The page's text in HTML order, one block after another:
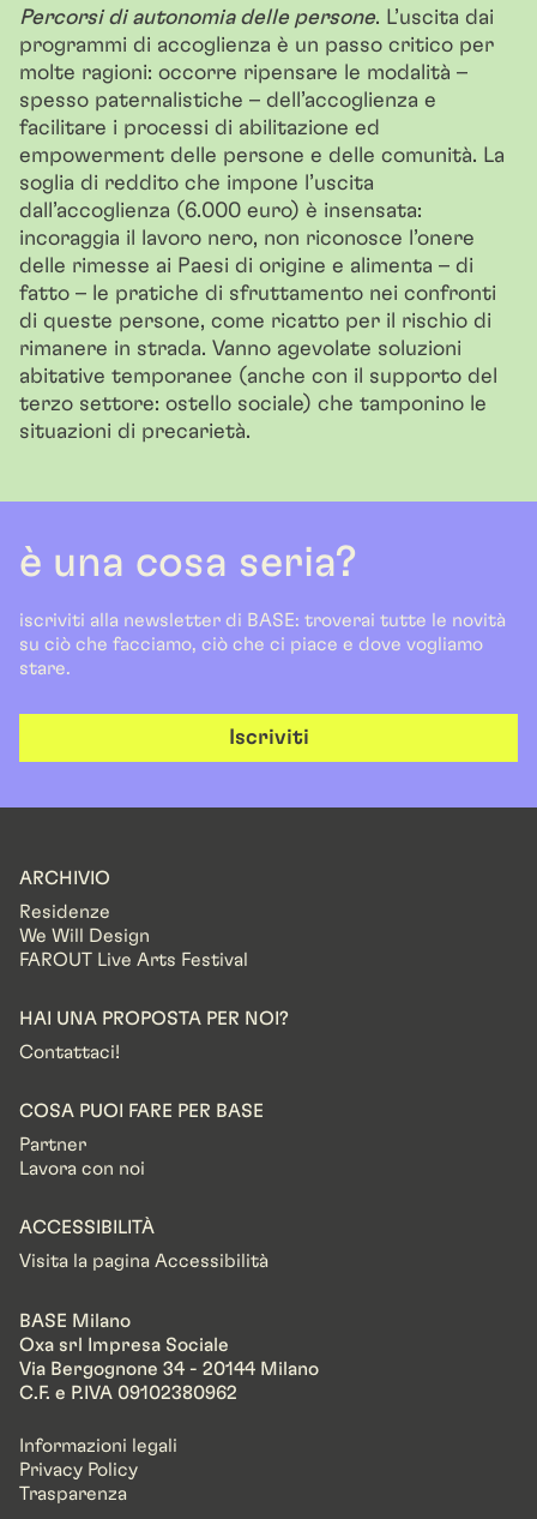
Percorsi di autonomia delle persone. L’uscita dai
programmi di accoglienza è un passo critico per
molte ragioni: occorre ripensare le modalità –
spesso paternalistiche – dell’accoglienza e
facilitare i processi di abilitazione ed
empowerment delle persone e delle comunità. La
soglia di reddito che impone l’uscita
dall’accoglienza (6.000 euro) è insensata:
incoraggia il lavoro nero, non riconosce l’onere
delle rimesse ai Paesi di origine e alimenta – di
fatto – le pratiche di sfruttamento nei confronti
di queste persone, come ricatto per il rischio di
rimanere in strada. Vanno agevolate soluzioni
abitative temporanee (anche con il supporto del
terzo settore: ostello sociale) che tamponino le
situazioni di precarietà.
è una cosa seria?
iscriviti alla newsletter di BASE: troverai tutte le novità
su ciò che facciamo, ciò che ci piace e dove vogliamo
stare.
Iscriviti
ARCHIVIO
Residenze
We Will Design
FAROUT Live Arts Festival
HAI UNA PROPOSTA PER NOI?
Contattaci!
COSA PUOI FARE PER BASE
Partner
Lavora con noi
ACCESSIBILITÀ
Visita la pagina Accessibilità
BASE Milano
Oxa srl Impresa Sociale
Via Bergognone 34 - 20144 Milano
C.F. e P.IVA 09102380962
Informazioni legali
Privacy Policy
Trasparenza